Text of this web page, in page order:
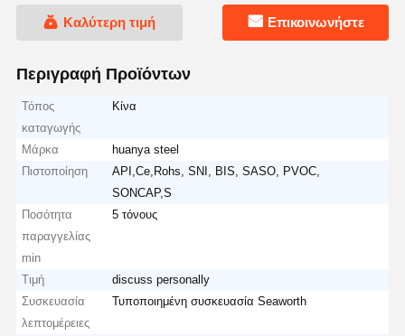
Καλύτερη τιμή Επικοινωνήστε
Περιγραφή Προϊόντων
Τόπος
καταγωγής
Κίνα
Μάρκα
huanya steel
Πιστοποίηση
API,Ce,Rohs, SNI, BIS, SASO, PVOC,
SONCAP,S
Ποσότητα
παραγγελίας
min
5 τόνους
Τιμή
discuss personally
Συσκευασία
λεπτομέρειες
Τυποποιημένη συσκευασία Seaworth